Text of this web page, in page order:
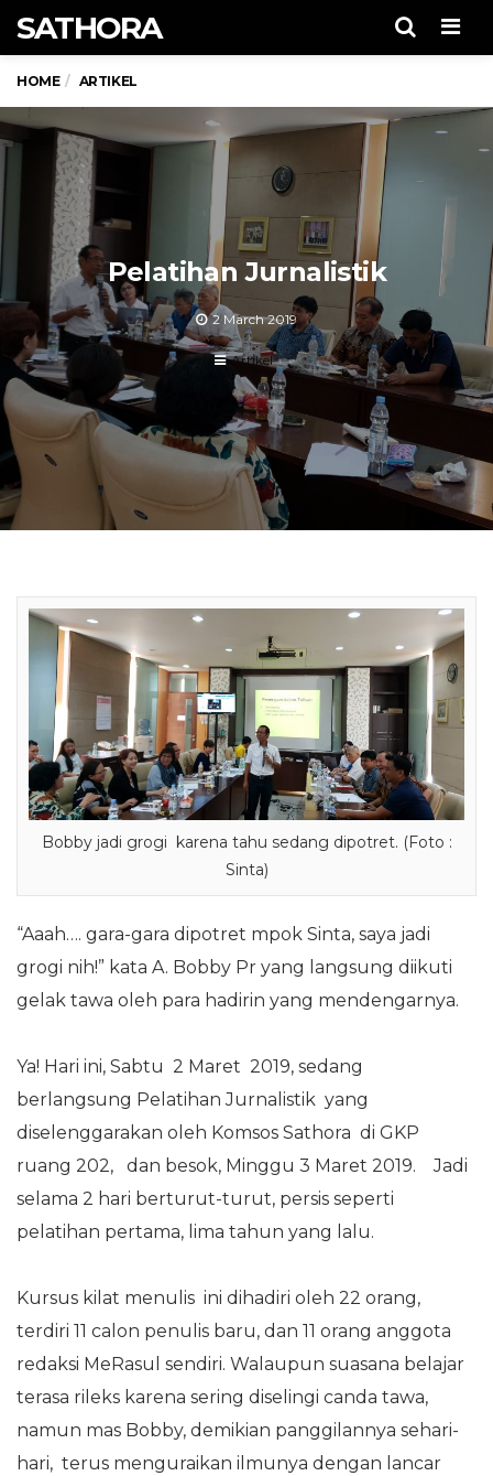
SATHORA
HOME ARTIKEL
Pelatihan Jurnalistik
2 March 2019
Artikel
Bobby jadi grogi karena tahu sedang dipotret. (Foto :
Sinta)
“Aaah…. gara-gara dipotret mpok Sinta, saya jadi
grogi nih!” kata A. Bobby Pr yang langsung diikuti
gelak tawa oleh para hadirin yang mendengarnya.
Ya! Hari ini, Sabtu 2 Maret 2019, sedang
berlangsung Pelatihan Jurnalistik yang
diselenggarakan oleh Komsos Sathora di GKP
ruang 202, dan besok, Minggu 3 Maret 2019. Jadi
selama 2 hari berturut-turut, persis seperti
pelatihan pertama, lima tahun yang lalu.
Kursus kilat menulis ini dihadiri oleh 22 orang,
terdiri 11 calon penulis baru, dan 11 orang anggota
redaksi MeRasul sendiri. Walaupun suasana belajar
terasa rileks karena sering diselingi canda tawa,
namun mas Bobby, demikian panggilannya sehari-
hari, terus menguraikan ilmunya dengan lancar